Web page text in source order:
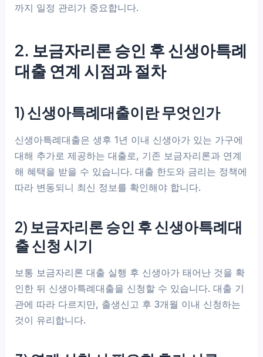
까지 일정 관리가 중요합니다.
2. 보금자리론 승인 후 신생아특례
대출 연계 시점과 절차
1) 신생아특례대출이란 무엇인가
신생아특례대출은 생후 1년 이내 신생아가 있는 가구에
대해 추가로 제공하는 대출로, 기존 보금자리론과 연계
해 혜택을 받을 수 있습니다. 대출 한도와 금리는 정책에
따라 변동되니 최신 정보를 확인해야 합니다.
2) 보금자리론 승인 후 신생아특례대
출 신청 시기
보통 보금자리론 대출 실행 후 신생아가 태어난 것을 확
인한 뒤 신생아특례대출을 신청할 수 있습니다. 대출 기
관에 따라 다르지만, 출생신고 후 3개월 이내 신청하는
것이 유리합니다.